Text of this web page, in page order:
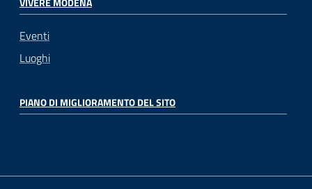
Eventi
Luoghi
PIANO DI MIGLIORAMENTO DEL SITO